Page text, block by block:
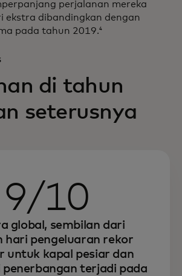
perjalanan mereka
ekstra dibandingkan dengan
pada tahun 2019.4
di tahun
seterusnya
9/10
global, sembilan dari
hari pengeluaran rekor
untuk kapal pesiar dan
penerbangan terjadi pada